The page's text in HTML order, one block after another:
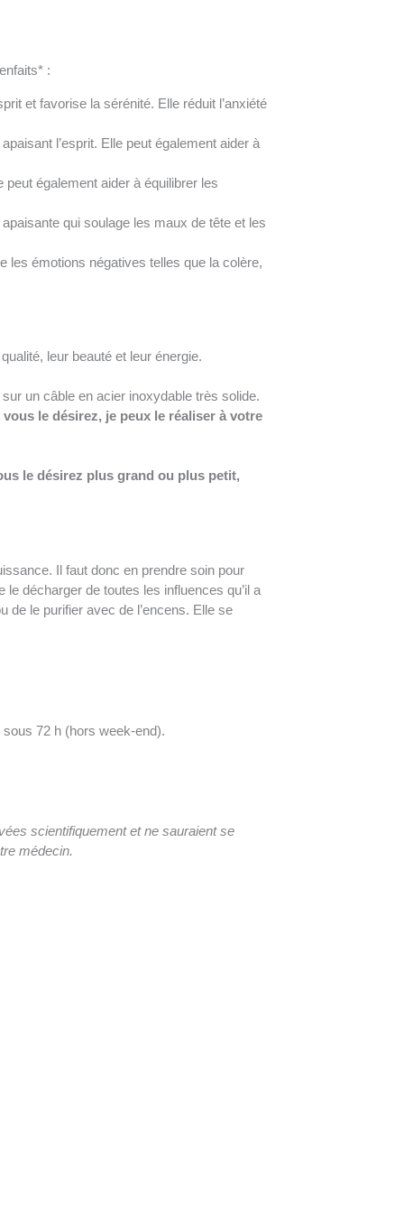
:
et favorise la sérénité. Elle réduit l’anxiété
l’esprit. Elle peut également aider à
peut également aider à équilibrer les
qui soulage les maux de tête et les
les émotions négatives telles que la colère,
leur beauté et leur énergie.
un câble en acier inoxydable très solide.
vous le désirez, je peux le réaliser à votre
le désirez plus grand ou plus petit,
Il faut donc en prendre soin pour
le décharger de toutes les influences qu’il a
de le purifier avec de l’encens. Elle se
72 h (hors week-end).
scientifiquement et ne sauraient se
médecin.